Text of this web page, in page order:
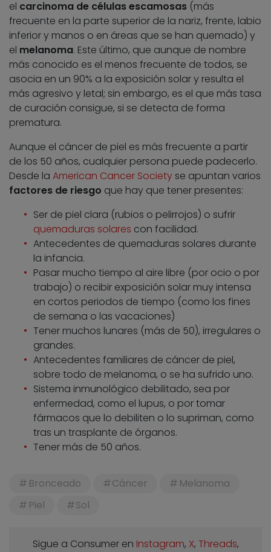
el carcinoma de células escamosas (más
frecuente en la parte superior de la nariz, frente, labio
inferior y manos o en áreas que se han quemado) y
el melanoma. Este último, que aunque de nombre
más conocido es el menos frecuente de todos, se
asocia en un 90% a la exposición solar y resulta el
más agresivo y letal; sin embargo, es el que más tasa
de curación consigue, si se detecta de forma
prematura.
Aunque el cáncer de piel es más frecuente a partir
de los 50 años, cualquier persona puede padecerlo.
Desde la American Cancer Society se apuntan varios
factores de riesgo que hay que tener presentes:
Ser de piel clara (rubios o pelirrojos) o sufrir
quemaduras solares con facilidad.
Antecedentes de quemaduras solares durante
la infancia.
Pasar mucho tiempo al aire libre (por ocio o por
trabajo) o recibir exposición solar muy intensa
en cortos periodos de tiempo (como los fines
de semana o las vacaciones)
Tener muchos lunares (más de 50), irregulares o
grandes.
Antecedentes familiares de cáncer de piel,
sobre todo de melanoma, o se ha sufrido uno.
Sistema inmunológico debilitado, sea por
enfermedad, como el lupus, o por tomar
fármacos que lo debiliten o lo supriman, como
tras un trasplante de órganos.
Tener más de 50 años.
Bronceado Cáncer
Melanoma
Piel
Sol
Sigue a Consumer en Instagram, X, Threads,